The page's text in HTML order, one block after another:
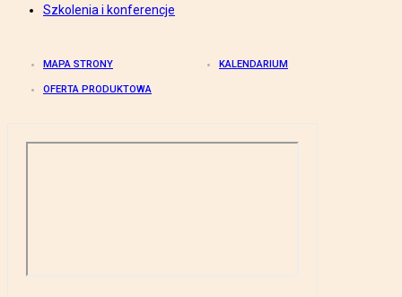
Szkolenia i konferencje
MAPA STRONY KALENDARIUM
OFERTA PRODUKTOWA